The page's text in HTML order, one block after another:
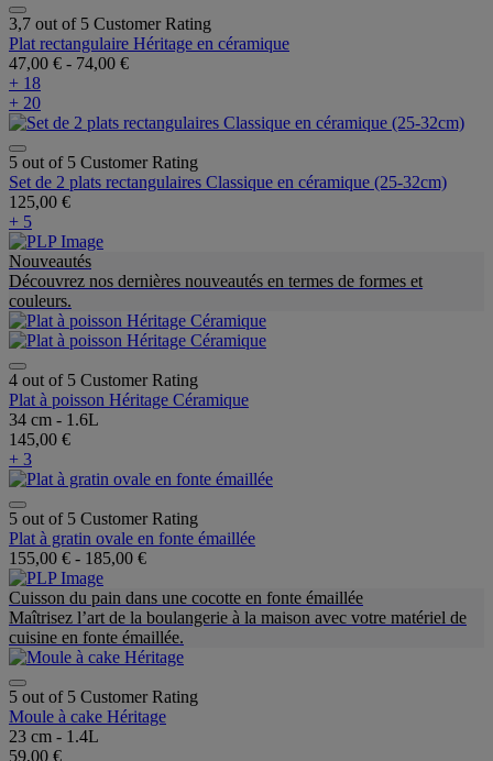
3,7 out of 5 Customer Rating
Plat rectangulaire Héritage en céramique
47,00 € - 74,00 €
+ 18
+ 20
5 out of 5 Customer Rating
Set de 2 plats rectangulaires Classique en céramique (25-32cm)
125,00 €
+ 5
Nouveautés
Découvrez nos dernières nouveautés en termes de formes et
couleurs.
4 out of 5 Customer Rating
Plat à poisson Héritage Céramique
34 cm - 1.6L
145,00 €
+ 3
5 out of 5 Customer Rating
Plat à gratin ovale en fonte émaillée
155,00 € - 185,00 €
Cuisson du pain dans une cocotte en fonte émaillée
Maîtrisez l’art de la boulangerie à la maison avec votre matériel de
cuisine en fonte émaillée.
5 out of 5 Customer Rating
Moule à cake Héritage
23 cm - 1.4L
59,00 €